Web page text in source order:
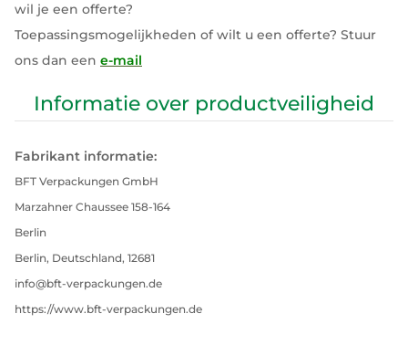
wil je een offerte?
Toepassingsmogelijkheden of wilt u een offerte? Stuur
ons dan een e-mail
Informatie over productveiligheid
Fabrikant informatie:
BFT Verpackungen GmbH
Marzahner Chaussee 158-164
Berlin
Berlin, Deutschland, 12681
info@bft-verpackungen.de
https://www.bft-verpackungen.de